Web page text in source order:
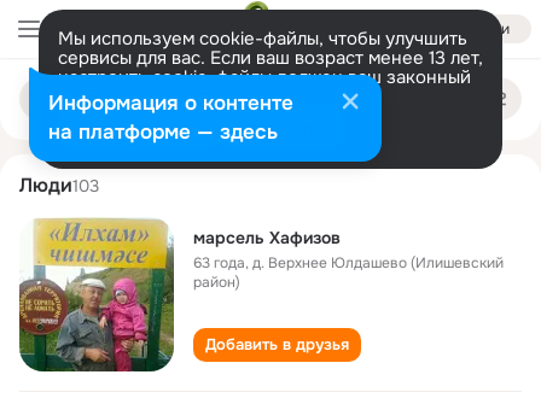
Войти
Мы используем cookie-файлы, чтобы улучшить
сервисы для вас. Если ваш возраст менее 13 лет,
настроить cookie-файлы должен ваш законный
представитель. Больше информации
Разрешить все Настроить
Поиск
людям
marsel khafizov
Люди103
марсель Хафизов
63 года,д. Верхнее Юлдашево (Илишевский
район)
Добавить в друзья
Информация о контенте
на платформе — здесь